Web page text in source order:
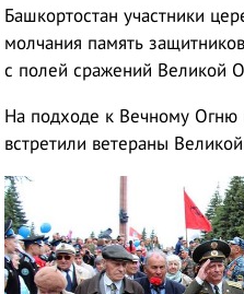
Башкортостан участники
молчания память
с полей сражений Великой
На подходе к Вечному Огню
встретили ветераны